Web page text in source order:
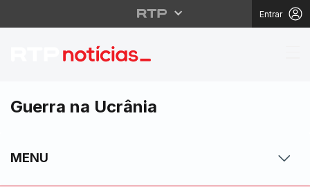
Entrar
Em Washington,
Guerra na Ucrânia
MENU